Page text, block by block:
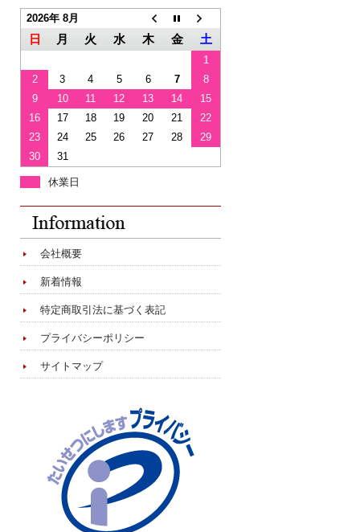
2026年 8月
日 月 火 水 木 金 土
1
2
3 4 5 6 7
8
9
10 11 12 13 14
15
16
17 18 19 20 21
22
23
24 25 26 27 28
29
30
31
休業日
会社概要
新着情報
特定商取引法に基づく表記
プライバシーポリシー
サイトマップ